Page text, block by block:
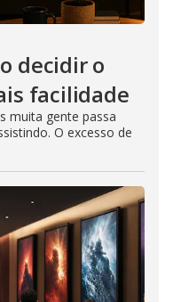
decidir o
facilidade
muita gente passa
O excesso de